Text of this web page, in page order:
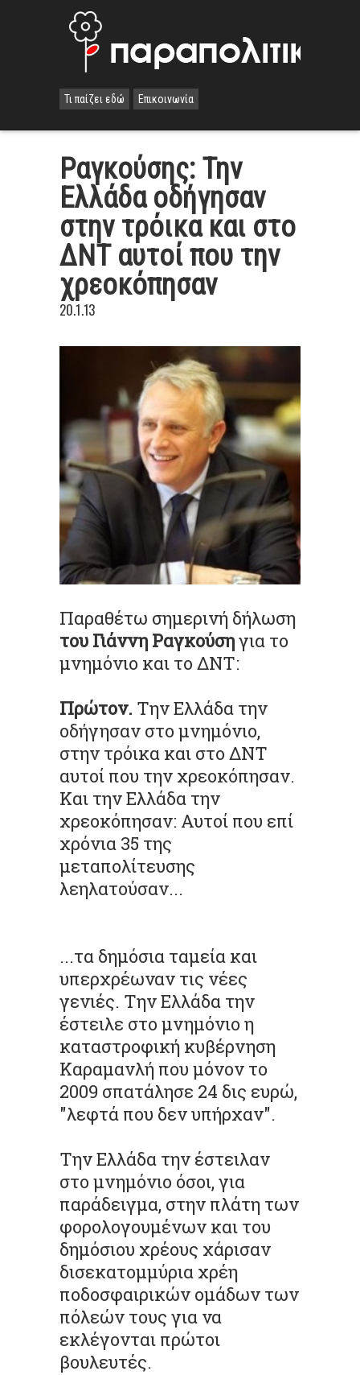
Τι παίζει εδώ Επικοινωνία
Ραγκούσης: Την
Ελλάδα οδήγησαν
στην τρόικα και στο
ΔΝΤ αυτοί που την
χρεοκόπησαν
20.1.13
Παραθέτω σημερινή δήλωση
του Γιάννη Ραγκούσηγια το
μνημόνιο και το ΔΝΤ:
Πρώτον. Την Ελλάδα την
οδήγησαν στο μνημόνιο,
στην τρόικα και στο ΔΝΤ
αυτοί που την χρεοκόπησαν.
Και την Ελλάδα την
χρεοκόπησαν: Αυτοί που επί
χρόνια 35 της
μεταπολίτευσης
λεηλατούσαν...
...τα δημόσια ταμεία και
υπερχρέωναν τις νέες
γενιές. Την Ελλάδα την
έστειλε στο μνημόνιο η
καταστροφική κυβέρνηση
Καραμανλή που μόνον το
2009 σπατάλησε 24 δις ευρώ,
"λεφτά που δεν υπήρχαν".
Την Ελλάδα την έστειλαν
στο μνημόνιο όσοι, για
παράδειγμα, στην πλάτη των
φορολογουμένων και του
δημόσιου χρέους χάρισαν
δισεκατομμύρια χρέη
ποδοσφαιρικών ομάδων των
πόλεών τους για να
εκλέγονται πρώτοι
βουλευτές.